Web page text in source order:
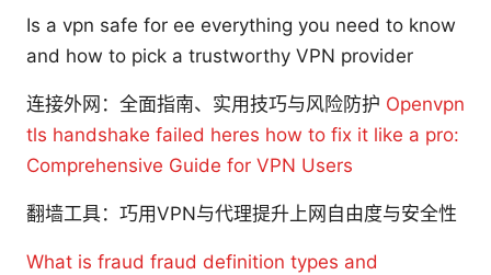
Is a vpn safe for ee everything you need to know
and how to pick a trustworthy VPN provider
连接外网：全面指南、实用技巧与风险防护 Openvpn
tls handshake failed heres how to fix it like a pro:
Comprehensive Guide for VPN Users
翻墙工具：巧用VPN与代理提升上网自由度与安全性
What is fraud fraud definition types and